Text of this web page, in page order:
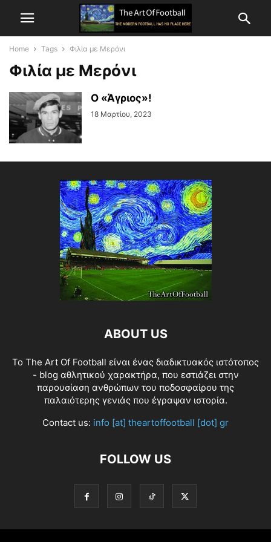
Home Tags Φιλία με Μερόνι
Φιλία με Μερόνι
Ο «Άγριος»!
18 Μαρτίου, 2023
ABOUT US
Το The Art Of Football είναι ένας διαδικτυακός ιστότοπος
- blog αθλητικού χαρακτήρα, που εστιάζει στην
παρουσίαση ανθρώπων του ποδοσφαίρου της
παλαιότερης γενιάς που έγραψαν ιστορία.
Contact us: info [at] theartoffootball [dot] gr
FOLLOW US